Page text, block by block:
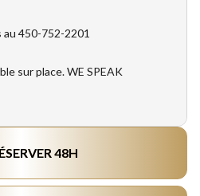
450-752-2201
sur place. WE SPEAK
48H